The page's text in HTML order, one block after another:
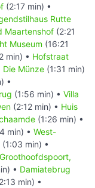
(2:17 min) •
Rutte
Maartenshof (2:21
Museum (16:21
min) • Hofstraat
Die Münze (1:31 min)
•
(1:56 min) • Villa
(2:12 min) • Huis
(1:26 min) •
min) • West-
(1:03 min) •
Groothoofdspoort,
• Damiatebrug
min) •